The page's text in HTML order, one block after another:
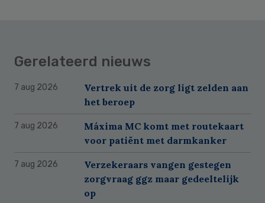
Gerelateerd nieuws
7 aug 2026
Vertrek uit de zorg ligt zelden aan
het beroep
7 aug 2026
Máxima MC komt met routekaart
voor patiënt met darmkanker
7 aug 2026
Verzekeraars vangen gestegen
zorgvraag ggz maar gedeeltelijk
op